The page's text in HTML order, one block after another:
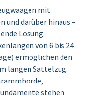
mit
und darüber hinaus –
Lösung.
von 6 bis 24
ermöglichen den
langen Sattelzug.
stehen